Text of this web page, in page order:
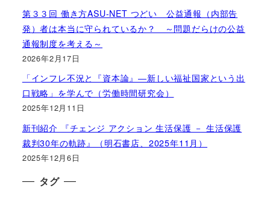
第３３回 働き方ASU-NET つどい 公益通報（内部告
発）者は本当に守られているか？ ～問題だらけの公益
通報制度を考える～
2026年2月17日
「インフレ不況と『資本論』―新しい福祉国家という出
口戦略」を学んで（労働時間研究会）
2025年12月11日
新刊紹介 『チェンジ アクション 生活保護 － 生活保護
裁判30年の軌跡』（明石書店、2025年11月）
2025年12月6日
タグ